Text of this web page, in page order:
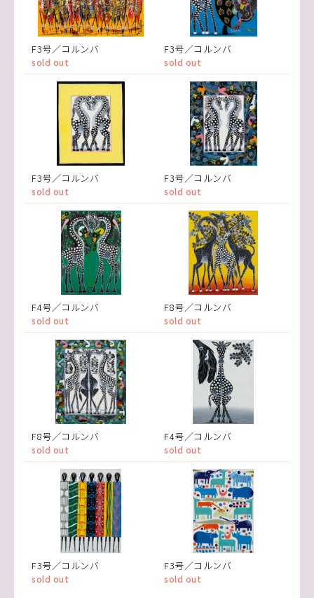
F3号／コルンバ
sold out
F3号／コルンバ
sold out
F3号／コルンバ
sold out
F3号／コルンバ
sold out
F4号／コルンバ
sold out
F8号／コルンバ
sold out
F8号／コルンバ
sold out
F4号／コルンバ
sold out
F3号／コルンバ
sold out
F3号／コルンバ
sold out